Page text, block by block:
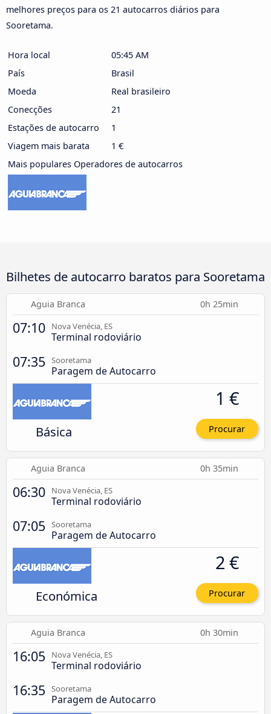
melhores preços para os 21 autocarros diários para
Sooretama.
Hora local
05:45 AM
País
Brasil
Moeda
Real brasileiro
Conecções
21
Estações de autocarro
1
Viagem mais barata
1 €
Mais populares Operadores de autocarros
Bilhetes de autocarro baratos para Sooretama
Aguia Branca 0h 25min
07:10 Nova Venécia, ES
Terminal rodoviário
07:35 Sooretama
Paragem de Autocarro
Básica
1 €
Procurar
Aguia Branca 0h 35min
06:30 Nova Venécia, ES
Terminal rodoviário
07:05 Sooretama
Paragem de Autocarro
Económica
2 €
Procurar
Aguia Branca 0h 30min
16:05 Nova Venécia, ES
Terminal rodoviário
16:35 Sooretama
Paragem de Autocarro